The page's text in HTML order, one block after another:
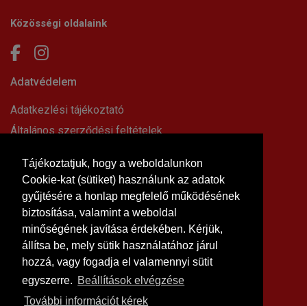
Tájékoztatjuk, hogy a weboldalunkon
Cookie-kat (sütiket) használunk az adatok
gyűjtésére a honlap megfelelő működésének
biztosítása, valamint a weboldal
minőségének javítása érdekében. Kérjük,
állítsa be, mely sütik használatához járul
hozzá, vagy fogadja el valamennyi sütit
egyszerre. Beállítások elvégzése
További információt kérek
Közösségi oldalaink
Adatvédelem
Adatkezlési tájékoztató
Általános szerződési feltételek
Impresszum
Süti beállítások
Információk
Hírek, cikkek
Kapcsolat
Letölthető dokumentumok
Rólunk